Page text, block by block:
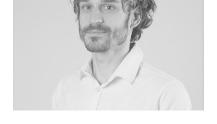
Hírek
Jelentkezőknek
Kapcsolat